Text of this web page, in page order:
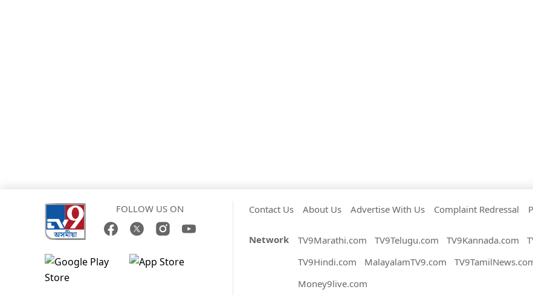
FOLLOW US ON Contact Us About Us Advertise With Us Complaint Redressal
Network TV9Marathi.com TV9Telugu.com TV9Kannada.com
TV9Hindi.com
MalayalamTV9.com
Money9live.com